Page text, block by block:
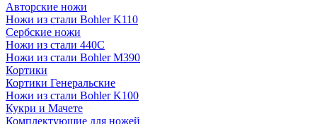
Авторские ножи
Ножи из стали Bohler K110
Сербские ножи
Ножи из стали 440С
Ножи из стали Bohler M390
Кортики
Кортики Генеральские
Ножи из стали Bohler K100
Кукри и Мачете
Комплектующие для ножей